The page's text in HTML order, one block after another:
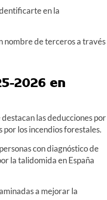
en la
nombre de terceros a través
2026 en
las deducciones por
por los incendios forestales.
con diagnóstico de
la talidomida en España
a mejorar la